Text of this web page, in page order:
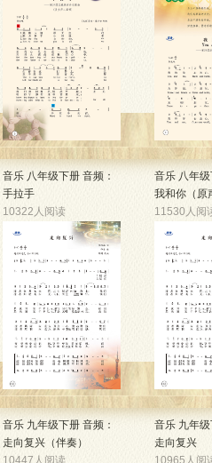
音乐 八年级下册 音频：
手拉手
10322人阅读
音乐 八年
我和你（原
11530人阅
音乐 九年级下册 音频：
走向复兴（伴奏）
10447人阅读
音乐 九年
走向复兴
10965人阅